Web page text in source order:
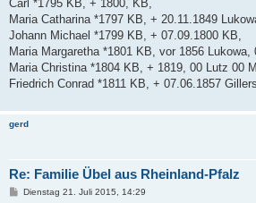
Carl *1795 KB, + 1800, KB,
Maria Catharina *1797 KB, + 20.11.1849
Johann Michael *1799 KB, + 07.09.1800 KB,
Maria Margaretha *1801 KB, vor 1856
Maria Christina *1804 KB, + 1819, 00 Lutz 00
Friedrich Conrad *1811 KB, + 07.06.1857
gerd
Re: Familie Übel aus Rheinland-Pfalz
BDienstag 21. Juli 2015, 14:29